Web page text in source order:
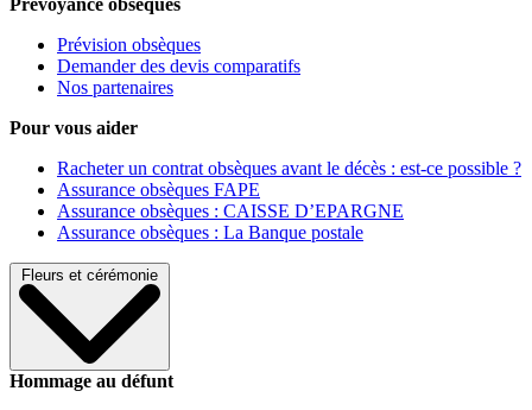
Prévision obsèques
Demander des devis comparatifs
Nos partenaires
Pour vous aider
Racheter un contrat obsèques avant le décès : est-ce possible ?
Assurance obsèques FAPE
Assurance obsèques : CAISSE D’EPARGNE
Assurance obsèques : La Banque postale
Fleurs et cérémonie
Hommage au défunt